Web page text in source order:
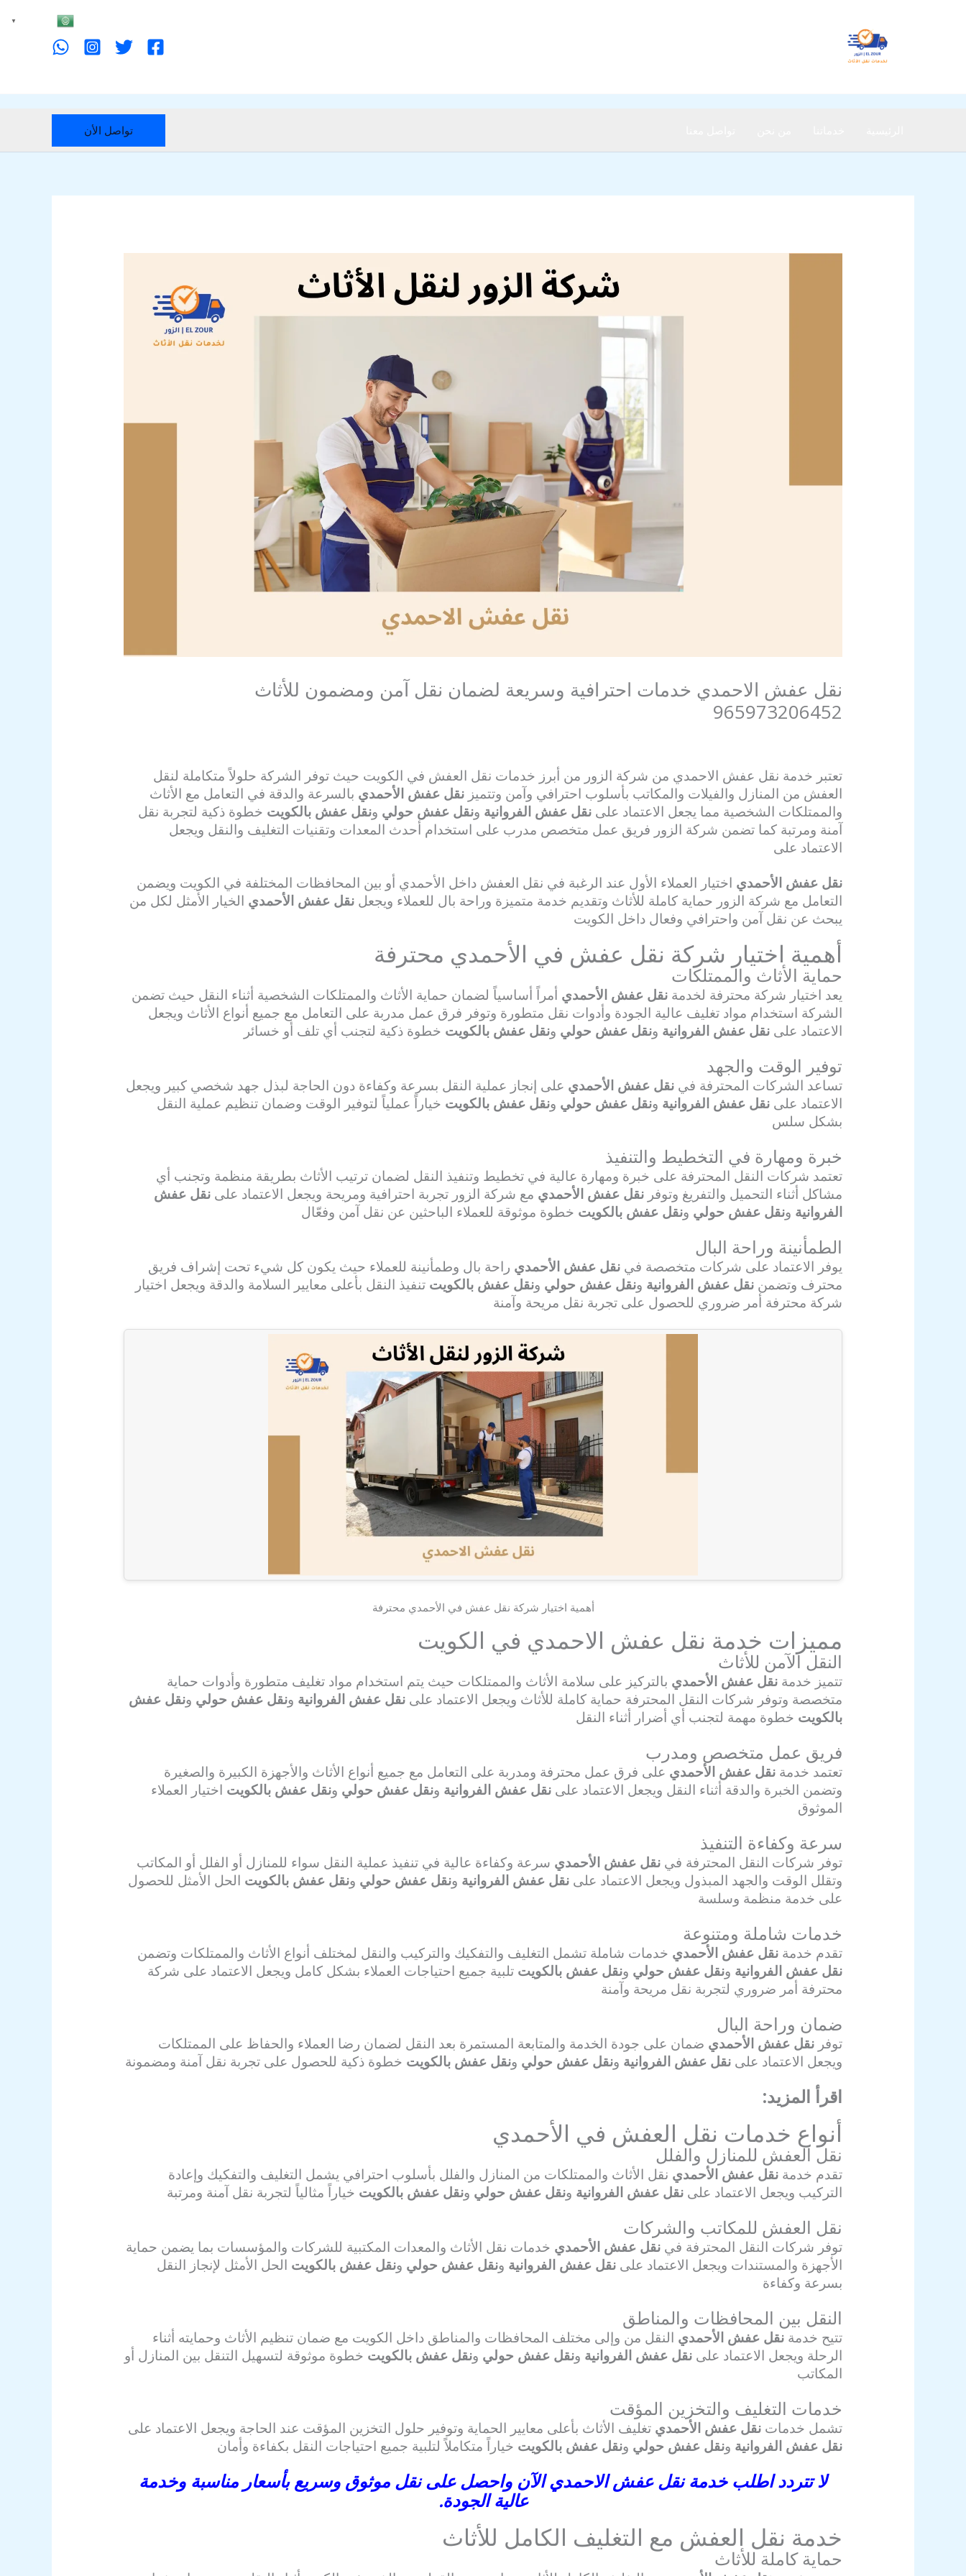
تواصل الأن
نقل عفش الاحمدي خدمات احترافية وسريعة لضمان نقل آمن ومضمون للأثاث
965973206452
تعتبر خدمة نقل عفش الاحمدي من شركة الزور من أبرز خدمات نقل العفش في الكويت حيث توفر الشركة حلولاً متكاملة لنقل
العفش من المنازل والفيلات والمكاتب بأسلوب احترافي وآمن وتتميزنقل عفش الأحمدي بالسرعة والدقة في التعامل مع الأثاث
والممتلكات الشخصية مما يجعل الاعتماد علىنقل عفش الفروانية ونقل عفش حولي ونقل عفش بالكويت خطوة ذكية لتجربة نقل
آمنة ومرتبة كما تضمن شركة الزور فريق عمل متخصص مدرب على استخدام أحدث المعدات وتقنيات التغليف والنقل ويجعل
الاعتماد على
نقل عفش الأحمدي اختيار العملاء الأول عند الرغبة في نقل العفش داخل الأحمدي أو بين المحافظات المختلفة في الكويت ويضمن
التعامل مع شركة الزور حماية كاملة للأثاث وتقديم خدمة متميزة وراحة بال للعملاء ويجعلنقل عفش الأحمدي الخيار الأمثل لكل من
يبحث عن نقل آمن واحترافي وفعال داخل الكويت
أهمية اختيار شركة نقل عفش في الأحمدي محترفة
حماية الأثاث والممتلكات
يعد اختيار شركة محترفة لخدمةنقل عفش الأحمدي أمراً أساسياً لضمان حماية الأثاث والممتلكات الشخصية أثناء النقل حيث تضمن
الشركة استخدام مواد تغليف عالية الجودة وأدوات نقل متطورة وتوفر فرق عمل مدربة على التعامل مع جميع أنواع الأثاث ويجعل
الاعتماد علىنقل عفش الفروانية ونقل عفش حولي ونقل عفش بالكويت خطوة ذكية لتجنب أي تلف أو خسائر
توفير الوقت والجهد
تساعد الشركات المحترفة فينقل عفش الأحمدي على إنجاز عملية النقل بسرعة وكفاءة دون الحاجة لبذل جهد شخصي كبير ويجعل
الاعتماد علىنقل عفش الفروانية ونقل عفش حولي ونقل عفش بالكويت خياراً عملياً لتوفير الوقت وضمان تنظيم عملية النقل
بشكل سلس
خبرة ومهارة في التخطيط والتنفيذ
تعتمد شركات النقل المحترفة على خبرة ومهارة عالية في تخطيط وتنفيذ النقل لضمان ترتيب الأثاث بطريقة منظمة وتجنب أي
مشاكل أثناء التحميل والتفريغ وتوفرنقل عفش الأحمدي مع شركة الزور تجربة احترافية ومريحة ويجعل الاعتماد علىنقل عفش
الفروانية ونقل عفش حولي ونقل عفش بالكويت خطوة موثوقة للعملاء الباحثين عن نقل آمن وفعّال
الطمأنينة وراحة البال
يوفر الاعتماد على شركات متخصصة فينقل عفش الأحمدي راحة بال وطمأنينة للعملاء حيث يكون كل شيء تحت إشراف فريق
محترف وتضمننقل عفش الفروانية ونقل عفش حولي ونقل عفش بالكويت تنفيذ النقل بأعلى معايير السلامة والدقة ويجعل اختيار
شركة محترفة أمر ضروري للحصول على تجربة نقل مريحة وآمنة
أهمية اختيار شركة نقل عفش في الأحمدي محترفة
مميزات خدمة نقل عفش الاحمدي في الكويت
النقل الآمن للأثاث
تتميز خدمةنقل عفش الأحمدي بالتركيز على سلامة الأثاث والممتلكات حيث يتم استخدام مواد تغليف متطورة وأدوات حماية
متخصصة وتوفر شركات النقل المحترفة حماية كاملة للأثاث ويجعل الاعتماد علىنقل عفش الفروانية ونقل عفش حولي ونقل عفش
بالكويت خطوة مهمة لتجنب أي أضرار أثناء النقل
فريق عمل متخصص ومدرب
تعتمد خدمةنقل عفش الأحمدي على فرق عمل محترفة ومدربة على التعامل مع جميع أنواع الأثاث والأجهزة الكبيرة والصغيرة
وتضمن الخبرة والدقة أثناء النقل ويجعل الاعتماد علىنقل عفش الفروانية ونقل عفش حولي ونقل عفش بالكويت اختيار العملاء
الموثوق
سرعة وكفاءة التنفيذ
توفر شركات النقل المحترفة فينقل عفش الأحمدي سرعة وكفاءة عالية في تنفيذ عملية النقل سواء للمنازل أو الفلل أو المكاتب
وتقلل الوقت والجهد المبذول ويجعل الاعتماد علىنقل عفش الفروانية ونقل عفش حولي ونقل عفش بالكويت الحل الأمثل للحصول
على خدمة منظمة وسلسة
خدمات شاملة ومتنوعة
تقدم خدمةنقل عفش الأحمدي خدمات شاملة تشمل التغليف والتفكيك والتركيب والنقل لمختلف أنواع الأثاث والممتلكات وتضمن
نقل عفش الفروانية ونقل عفش حولي ونقل عفش بالكويت تلبية جميع احتياجات العملاء بشكل كامل ويجعل الاعتماد على شركة
محترفة أمر ضروري لتجربة نقل مريحة وآمنة
ضمان وراحة البال
توفرنقل عفش الأحمدي ضمان على جودة الخدمة والمتابعة المستمرة بعد النقل لضمان رضا العملاء والحفاظ على الممتلكات
ويجعل الاعتماد علىنقل عفش الفروانية ونقل عفش حولي ونقل عفش بالكويت خطوة ذكية للحصول على تجربة نقل آمنة ومضمونة
اقرأ المزيد:
أنواع خدمات نقل العفش في الأحمدي
نقل العفش للمنازل والفلل
تقدم خدمةنقل عفش الأحمدي نقل الأثاث والممتلكات من المنازل والفلل بأسلوب احترافي يشمل التغليف والتفكيك وإعادة
التركيب ويجعل الاعتماد علىنقل عفش الفروانية ونقل عفش حولي ونقل عفش بالكويت خياراً مثالياً لتجربة نقل آمنة ومرتبة
نقل العفش للمكاتب والشركات
توفر شركات النقل المحترفة فينقل عفش الأحمدي خدمات نقل الأثاث والمعدات المكتبية للشركات والمؤسسات بما يضمن حماية
الأجهزة والمستندات ويجعل الاعتماد علىنقل عفش الفروانية ونقل عفش حولي ونقل عفش بالكويت الحل الأمثل لإنجاز النقل
بسرعة وكفاءة
النقل بين المحافظات والمناطق
تتيح خدمةنقل عفش الأحمدي النقل من وإلى مختلف المحافظات والمناطق داخل الكويت مع ضمان تنظيم الأثاث وحمايته أثناء
الرحلة ويجعل الاعتماد علىنقل عفش الفروانية ونقل عفش حولي ونقل عفش بالكويت خطوة موثوقة لتسهيل التنقل بين المنازل أو
المكاتب
خدمات التغليف والتخزين المؤقت
تشمل خدماتنقل عفش الأحمدي تغليف الأثاث بأعلى معايير الحماية وتوفير حلول التخزين المؤقت عند الحاجة ويجعل الاعتماد على
نقل عفش الفروانية ونقل عفش حولي ونقل عفش بالكويت خياراً متكاملاً لتلبية جميع احتياجات النقل بكفاءة وأمان
لا تتردد اطلب خدمة نقل عفش الاحمدي الآن واحصل على نقل موثوق وسريع بأسعار مناسبة وخدمة
عالية الجودة.
خدمة نقل العفش مع التغليف الكامل للأثاث
حماية كاملة للأثاث
▼